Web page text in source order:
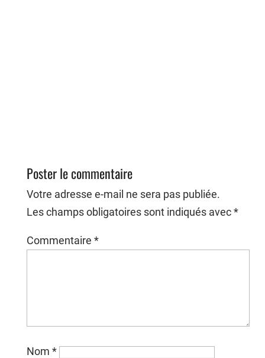
Poster le commentaire
Votre adresse e-mail ne sera pas publiée.
Les champs obligatoires sont indiqués avec*
Commentaire *
Nom *